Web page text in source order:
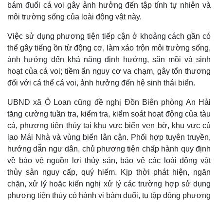
bám đuổi cá voi gây ảnh hưởng đến tập tính tự nhiên và
môi trường sống của loài động vật này.
Việc sử dụng phương tiện tiếp cận ở khoảng cách gần có
thể gây tiếng ồn từ động cơ, làm xáo trộn môi trường sống,
ảnh hưởng đến khả năng định hướng, săn mồi và sinh
hoạt của cá voi; tiềm ẩn nguy cơ va chạm, gây tổn thương
đối với cá thể cá voi, ảnh hưởng đến hệ sinh thái biển.
UBND xã Ô Loan cũng đề nghị Đồn Biên phòng An Hải
tăng cường tuần tra, kiểm tra, kiểm soát hoạt động của tàu
cá, phương tiện thủy tại khu vực biển ven bờ, khu vực cù
lao Mái Nhà và vùng biển lân cận. Phối hợp tuyên truyền,
hướng dẫn ngư dân, chủ phương tiện chấp hành quy định
về bảo vệ nguồn lợi thủy sản, bảo vệ các loài động vật
thủy sản nguy cấp, quý hiếm. Kịp thời phát hiện, ngăn
chặn, xử lý hoặc kiến nghị xử lý các trường hợp sử dụng
phương tiện thủy có hành vi bám đuổi, tụ tập đông phương